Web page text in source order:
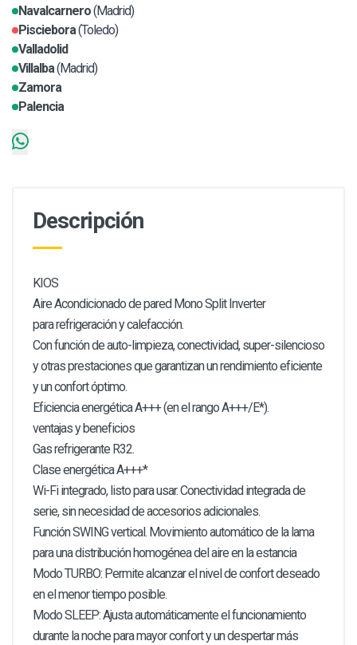
Navalcarnero(Madrid)
Pisciebora(Toledo)
Valladolid
Villalba(Madrid)
Zamora
Palencia
Descripción
KIOS
Aire Acondicionado de pared Mono Split Inverter
para refrigeración y calefacción.
Con función de auto-limpieza, conectividad, super-silencioso
y otras prestaciones que garantizan un rendimiento eficiente
y un confort óptimo.
Eficiencia energética A+++ (en el rango A+++/E*).
ventajas y beneficios
Gas refrigerante R32.
Clase energética A+++*
Wi-Fi integrado, listo para usar. Conectividad integrada de
serie, sin necesidad de accesorios adicionales.
Función SWING vertical. Movimiento automático de la lama
para una distribución homogénea del aire en la estancia
Modo TURBO: Permite alcanzar el nivel de confort deseado
en el menor tiempo posible.
Modo SLEEP: Ajusta automáticamente el funcionamiento
durante la noche para mayor confort y un despertar más